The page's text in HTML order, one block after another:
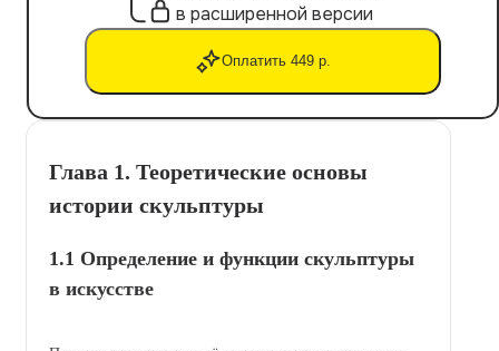
в расширенной версии
Оплатить 449 р.
Глава 1. Теоретические основы
истории скульптуры
1.1 Определение и функции скульптуры
в искусстве